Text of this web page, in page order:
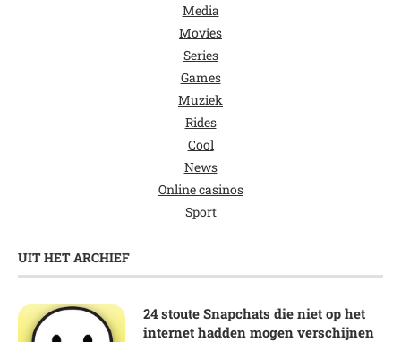
Media
Movies
Series
Games
Muziek
Rides
Cool
News
Online casinos
Sport
UIT HET ARCHIEF
24 stoute Snapchats die niet op het
internet hadden mogen verschijnen